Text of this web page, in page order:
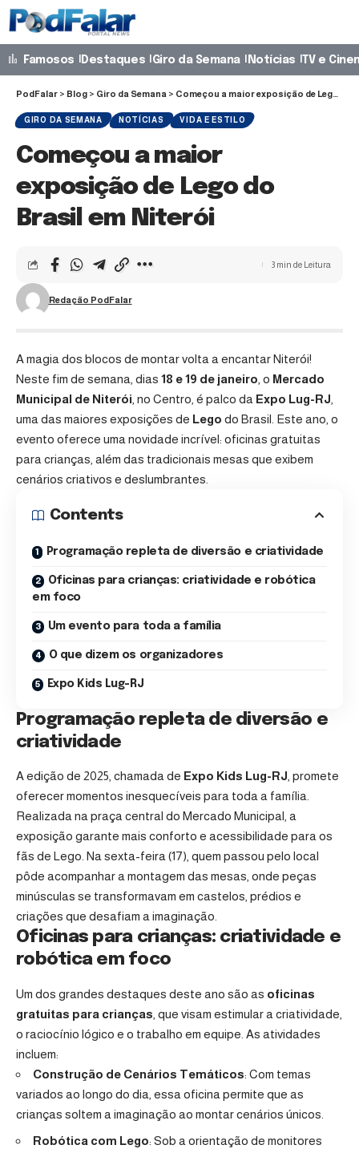
Famosos Destaques Giro da Semana Notícias TV e
PodFalar > Blog > Giro da Semana > Começou a maior exposição de Lego do Brasil em Niterói
GIRO DA SEMANA NOTÍCIAS VIDA E ESTILO
Começou a maior
exposição de Lego do
Brasil em Niterói
Redação PodFalar
3 min de Leitura
A magia dos blocos de montar volta a encantar Niterói!
Neste fim de semana, dias 18 e 19 de janeiro , o Mercado
Municipal de Niterói , no Centro, é palco da Expo Lug-RJ
uma das maiores exposições de Lego do Brasil. Este ano, o
evento oferece uma novidade incrível: oficinas gratuitas
para crianças, além das tradicionais mesas que exibem
cenários criativos e deslumbrantes.
Contents
Programação repleta de diversão e criatividade
Oficinas para crianças: criatividade e robótica
em foco
Um evento para toda a família
O que dizem os organizadores
Expo Kids Lug-RJ
Programação repleta de diversão e
criatividade
A edição de 2025, chamada de Expo Kids Lug-RJ , promete
oferecer momentos inesquecíveis para toda a família.
Realizada na praça central do Mercado Municipal, a
exposição garante mais conforto e acessibilidade para os
fãs de Lego. Na sexta-feira (17), quem passou pelo local
pôde acompanhar a montagem das mesas, onde peças
minúsculas se transformavam em castelos, prédios e
criações que desafiam a imaginação.
Oficinas para crianças: criatividade e
robótica em foco
Um dos grandes destaques deste ano são as oficinas
gratuitas para crianças , que visam estimular a criatividade,
o raciocínio lógico e o trabalho em equipe. As atividades
incluem:
Construção de Cenários Temáticos: Com temas
variados ao longo do dia, essa oficina permite que as
crianças soltem a imaginação ao montar cenários únicos.
Robótica com Lego: Sob a orientação de monitores